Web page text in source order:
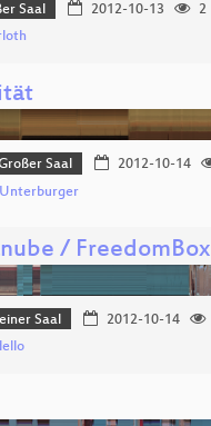
Saal 2012-10-13
2
Saal 2012-10-14
/ FreedomBox
Saal 2012-10-14